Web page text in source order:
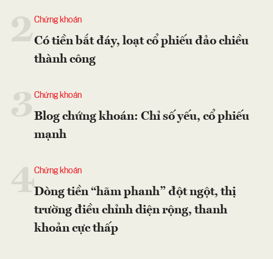
2Chứng khoán
Có tiền bắt đáy, loạt cổ phiếu đảo chiều
thành công
Chứng khoán
Blog chứng khoán: Chỉ số yếu, cổ phiếu
mạnh
4Chứng khoán
Dòng tiền “hãm phanh” đột ngột, thị
trường điều chỉnh diện rộng, thanh
khoản cực thấp